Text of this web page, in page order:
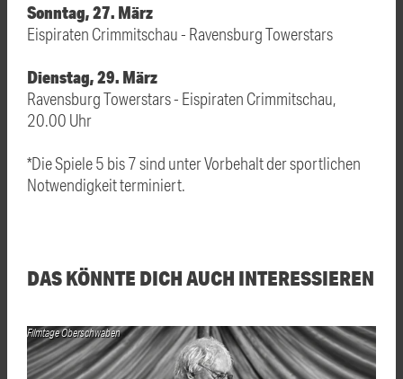
Sonntag, 27. März
Eispiraten Crimmitschau - Ravensburg Towerstars
Dienstag, 29. März
Ravensburg Towerstars - Eispiraten Crimmitschau,
20.00 Uhr
*Die Spiele 5 bis 7 sind unter Vorbehalt der sportlichen
Notwendigkeit terminiert.
DAS KÖNNTE DICH AUCH INTERESSIEREN
Filmtage Oberschwaben